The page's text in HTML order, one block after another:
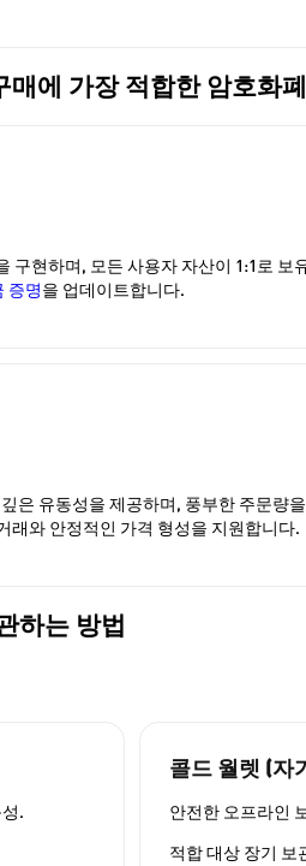
에 가장 적합한 암호화
구현하며, 모든 사용자 자산이 1:1로 보
증명을 업데이트합니다.
은 유동성을 제공하며, 풍부한 주문량
래와 안정적인 가격 형성을 지원합니다.
하는 방법
.
콜드 월렛 (자
안전한 오프라인
적합 대상 장기 보